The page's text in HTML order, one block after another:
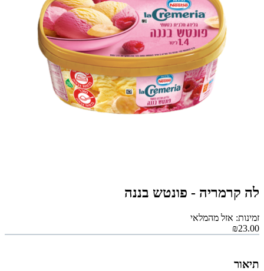
לה קרמריה - פונטש בננה
זמינות: אזל מהמלאי
₪23.00
תיאור